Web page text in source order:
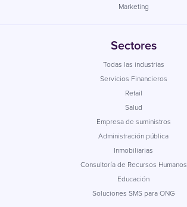
Marketing
Sectores
Todas las industrias
Servicios Financieros
Retail
Salud
Empresa de suministros
Administración pública
Inmobiliarias
Consultoría de Recursos Humanos
Educación
Soluciones SMS para ONG